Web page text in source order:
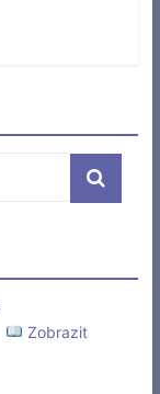
Zobrazit